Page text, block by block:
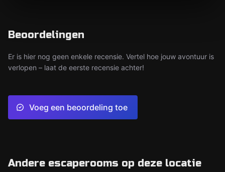
Beoordelingen
Er is hier nog geen enkele recensie. Vertel hoe jouw avontuur is
verlopen – laat de eerste recensie achter!
Voeg een beoordeling toe
Andere escaperooms op deze locatie